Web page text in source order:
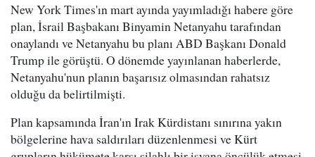
New York Times'ın mart ayında yayımladığı habere göre
plan, İsrail Başbakanı Binyamin Netanyahu tarafından
onaylandı ve Netanyahu bu planı ABD Başkanı Donald
Trump ile görüştü. O dönemde yayınlanan haberlerde,
Netanyahu'nun planın başarısız olmasından rahatsız
olduğu da belirtilmişti.
Plan kapsamında İran'ın Irak Kürdistanı sınırına yakın
bölgelerine hava saldırıları düzenlenmesi ve Kürt